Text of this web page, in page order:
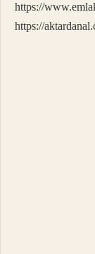
https://
https://